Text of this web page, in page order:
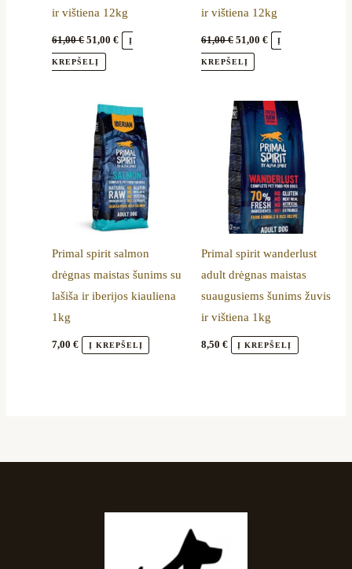
ir vištiena 12kg
61,00€ 51,00€ Į
KREPŠELĮ
ir vištiena 12kg
61,00€ 51,00 € Į
KREPŠELĮ
Primal spirit salmon
drėgnas maistas šunims su
lašiša ir iberijos kiauliena
1kg
7,00€ Į KREPŠELĮ
Primal spirit wanderlust
adult drėgnas maistas
suaugusiems šunims žuvis
ir vištiena 1kg
8,50 € Į KREPŠELĮ